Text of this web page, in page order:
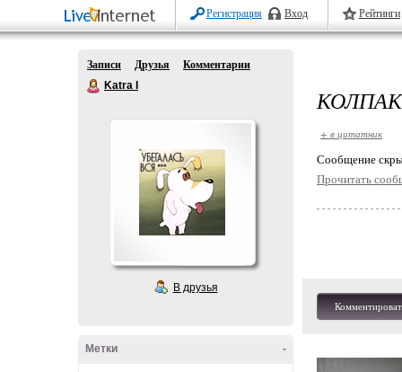
Регистрация Вход Рейтинги
Записи Друзья
Комментарии
Katra I
В друзья
-
Метки
+ в цитатник
Cообщение
Прочитать